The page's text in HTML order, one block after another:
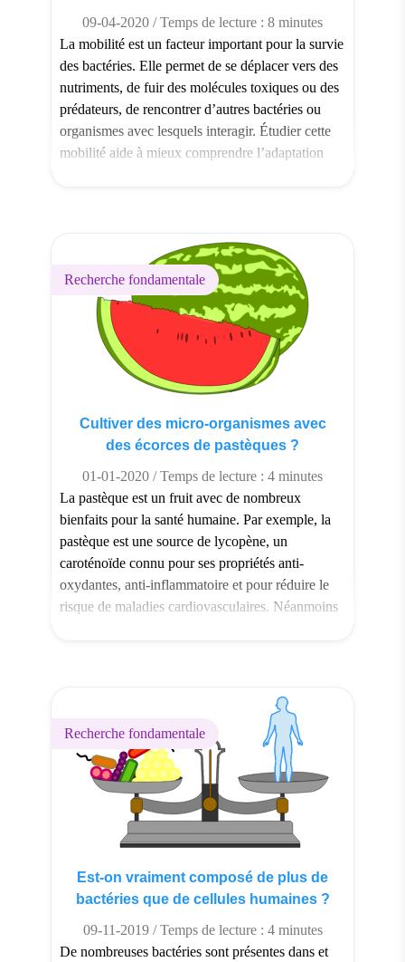
09-04-2020 / Temps de lecture : 8 minutes
La mobilité est un facteur important pour la survie
des bactéries. Elle permet de se déplacer vers des
nutriments, de fuir des molécules toxiques ou des
prédateurs, de rencontrer d’autres bactéries ou
organismes avec lesquels interagir. Étudier cette
mobilité aide à mieux comprendre l’adaptation
Cultiver des micro-organismes avec
des écorces de pastèques ?
01-01-2020 / Temps de lecture : 4 minutes
La pastèque est un fruit avec de nombreux
bienfaits pour la santé humaine. Par exemple, la
pastèque est une source de lycopène, un
caroténoïde connu pour ses propriétés anti-
oxydantes, anti-inflammatoire et pour réduire le
risque de maladies cardiovasculaires. Néanmoins
Recherche fondamentale
Est-on vraiment composé de plus de
bactéries que de cellules humaines ?
09-11-2019 / Temps de lecture : 4 minutes
De nombreuses bactéries sont présentes dans et
Recherche fondamentale